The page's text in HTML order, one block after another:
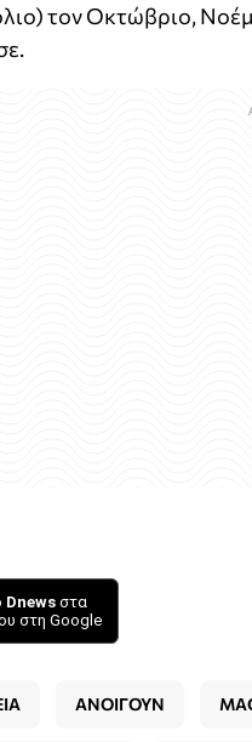
τον Οκτώβριο,
Dnews στα
στη Google
ΑΝΟΙΓΟΥΝ